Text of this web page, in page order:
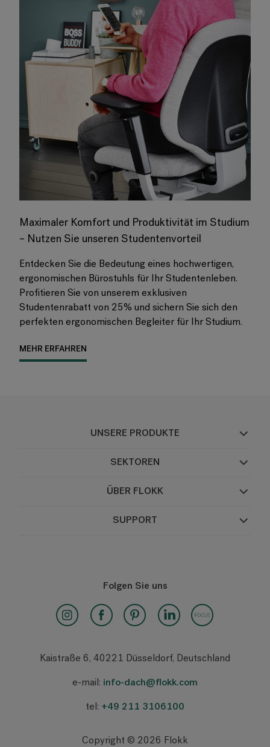
Maximaler Komfort und Produktivität im Studium
– Nutzen Sie unseren Studentenvorteil
Entdecken Sie die Bedeutung eines hochwertigen,
ergonomischen Bürostuhls für Ihr Studentenleben.
Profitieren Sie von unserem exklusiven
Studentenrabatt von 25% und sichern Sie sich den
perfekten ergonomischen Begleiter für Ihr Studium.
MEHR ERFAHREN
UNSERE PRODUKTE
Bürostühle
Konferenzstühle
Stapelbare Stühle
Haben Sie einen Konfigurationscode?
SEKTOREN
Bildung
Gesundheitswesen
24/7 Dauereinsatz
ÜBER FLOKK
Über Flokk
24/7-Lösungen
SUPPORT
Garantie und Produktqualität
Datenschutzrichtlinien
Folgen Sie uns
Kaistraße 6, 40221 Düsseldorf, Deutschland
e-mail: info-dach@flokk.com
tel: +49 211 3106100
Copyright © 2026 Flokk